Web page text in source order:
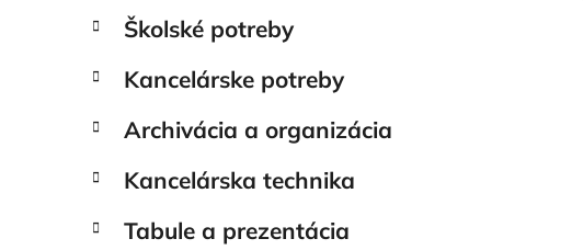
a
n
e
l
i
Školské potreby
Kancelárske potreby
Archivácia a organizácia
Kancelárska technika
Tabule a prezentácia